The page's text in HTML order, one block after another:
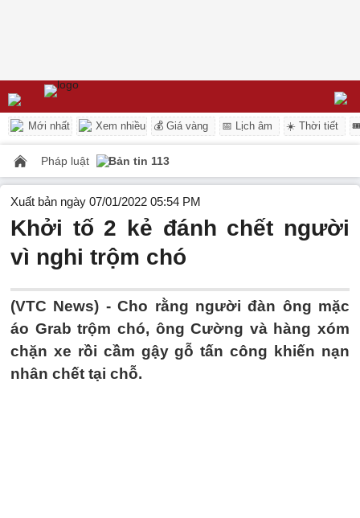
Mới nhất Xem nhiều 💰 Giá vàng 📅 Lịch âm ☀️ Thời tiết
Pháp luật Bản tin 113
Xuất bản ngày 07/01/2022 05:54 PM
Khởi tố 2 kẻ đánh chết người
vì nghi trộm chó
(VTC News) -Cho rằng người đàn ông mặc
áo Grab trộm chó, ông Cường và hàng xóm
chặn xe rồi cầm gậy gỗ tấn công khiến nạn
nhân chết tại chỗ.